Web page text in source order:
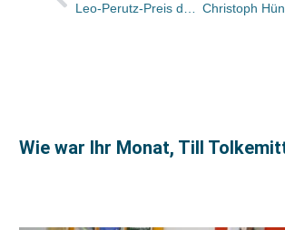
Leo-Perutz-Preis der Stadt Wien für Theresa Prammer
Wie war Ihr Monat, Till